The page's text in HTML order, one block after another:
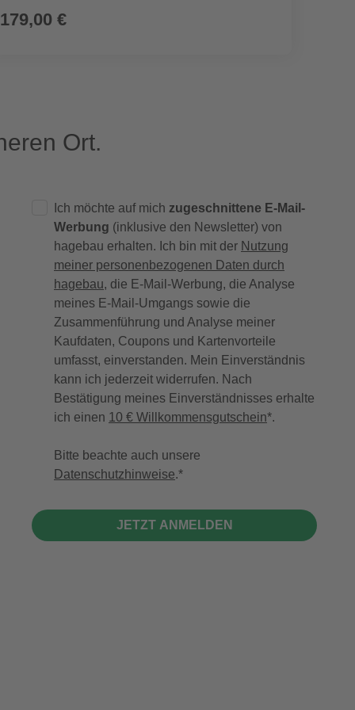
179,00 €
Ort.
Ich möchte auf mich zugeschnittene E-Mail-
Werbung (inklusive den Newsletter) von
hagebau erhalten. Ich bin mit der Nutzung
meiner personenbezogenen Daten durch
hagebau, die E-Mail-Werbung, die Analyse
meines E-Mail-Umgangs sowie die
Zusammenführung und Analyse meiner
Kaufdaten, Coupons und Kartenvorteile
umfasst, einverstanden. Mein Einverständnis
kann ich jederzeit widerrufen. Nach
Bestätigung meines Einverständnisses erhalte
ich einen 10 € Willkommensgutschein*.
Bitte beachte auch unsere
Datenschutzhinweise.
JETZT ANMELDEN